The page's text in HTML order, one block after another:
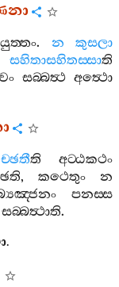
. න
කුසලා
සහිතාසහිතස‍්සාති
සබ‍්බත්‍ථ අත්‍ථො
ති
අට‍්ඨකථං
, කථෙතුං
න
පනස‍්ස
සබ‍්බත්‍ථාති.
.